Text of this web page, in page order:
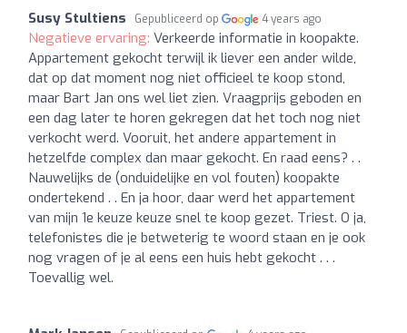
Susy Stultiens Gepubliceerd op 4 years ago
Negatieve ervaring: Verkeerde informatie in koopakte.
Appartement gekocht terwijl ik liever een ander wilde,
dat op dat moment nog niet officieel te koop stond,
maar Bart Jan ons wel liet zien. Vraagprijs geboden en
een dag later te horen gekregen dat het toch nog niet
verkocht werd. Vooruit, het andere appartement in
hetzelfde complex dan maar gekocht. En raad eens? . .
Nauwelijks de (onduidelijke en vol fouten) koopakte
ondertekend . . En ja hoor, daar werd het appartement
van mijn 1e keuze keuze snel te koop gezet. Triest. O ja,
telefonistes die je betweterig te woord staan en je ook
nog vragen of je al eens een huis hebt gekocht . . .
Toevallig wel.